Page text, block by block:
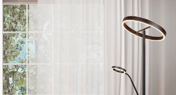
to
the
end
of
the
images